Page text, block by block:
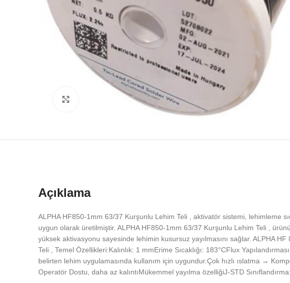
Büyütmek için tıklayın
Açıklama
ALPHA HF850-1mm 63/37 Kurşunlu Lehim Teli , aktivatör sistemi, lehimleme
uygun olarak üretilmiştir. ALPHA HF850-1mm 63/37 Kurşunlu Lehim Teli ,
yüksek aktivasyonu sayesinde lehimin kusursuz yayılmasını sağlar. ALPHA
Teli , Temel Özellikleri:Kalınlık: 1 mmErime Sıcaklığı: 183°CFlux
belirten lehim uygulamasında kullanım için uygundur.Çok hızlı ıslatma →
Operatör Dostu, daha az kalıntıMükemmel yayılma özelliğiJ-STD